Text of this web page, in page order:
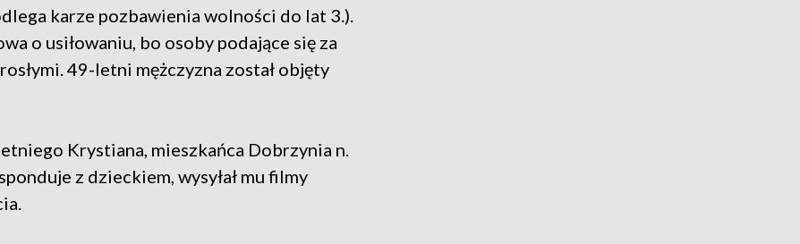
karze pozbawienia wolności do lat 3.).
o usiłowaniu, bo osoby podające się za
49-letni mężczyzna został objęty
Krystiana, mieszkańca Dobrzynia n.
z dzieckiem, wysyłał mu filmy